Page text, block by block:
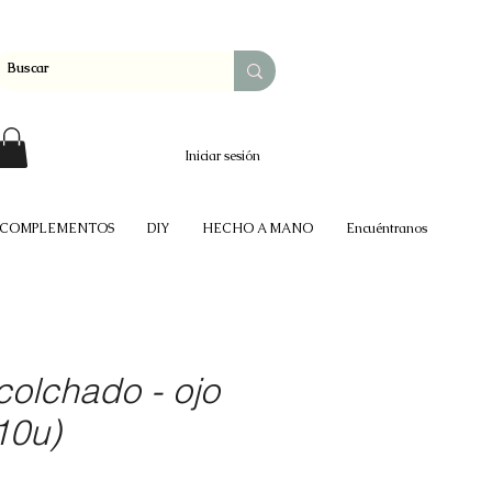
Iniciar sesión
DIY HECHO A MANO Encuéntranos
- ojo